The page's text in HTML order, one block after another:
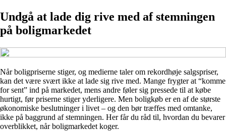
Undgå at lade dig rive med af stemningen
på boligmarkedet
Når boligpriserne stiger, og medierne taler om rekordhøje salgspriser,
kan det være svært ikke at lade sig rive med. Mange frygter at “komme
for sent” ind på markedet, mens andre føler sig pressede til at købe
hurtigt, før priserne stiger yderligere. Men boligkøb er en af de største
økonomiske beslutninger i livet – og den bør træffes med omtanke,
ikke på baggrund af stemningen. Her får du råd til, hvordan du bevarer
overblikket, når boligmarkedet koger.